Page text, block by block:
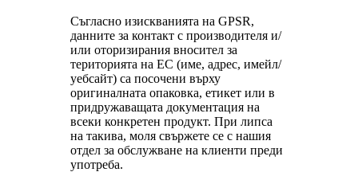
Съгласно изискванията на GPSR,
данните за контакт с производителя и/
или оторизирания вносител за
територията на ЕС (име, адрес, имейл/
уебсайт) са посочени върху
оригиналната опаковка, етикет или в
придружаващата документация на
всеки конкретен продукт. При липса
на такива, моля свържете се с нашия
отдел за обслужване на клиенти преди
употреба.